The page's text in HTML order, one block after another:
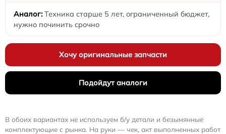
Техника старше 5 лет, ограниченный бюджет,
нужно починить срочно
Хочу оригинальные запчасти
Подойдут аналоги
В обоих вариантах не используем б/у детали и безымянные
комплектующие с рынка. На руки — чек, акт выполненных работ